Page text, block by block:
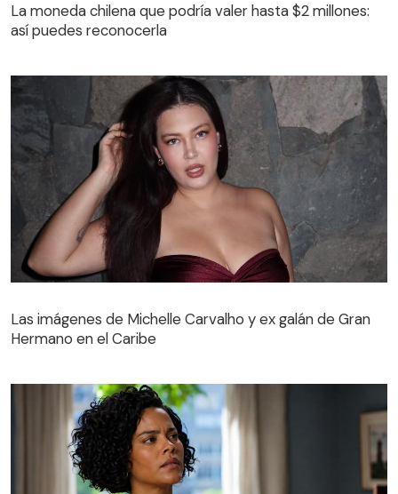
La moneda chilena que podría valer hasta $2 millones:
así puedes reconocerla
Las imágenes de Michelle Carvalho y ex galán de Gran
Hermano en el Caribe